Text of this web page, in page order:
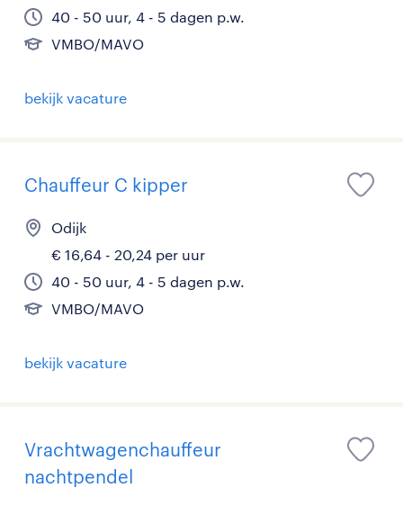
40 - 50 uur, 4 - 5 dagen p.w.
VMBO/MAVO
bekijk vacature
Chauffeur C kipper
Odijk
€ 16,64 - 20,24 per uur
40 - 50 uur, 4 - 5 dagen p.w.
VMBO/MAVO
bekijk vacature
Vrachtwagenchauffeur
nachtpendel